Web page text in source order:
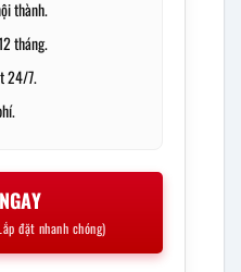
thành.
tháng.
24/7.
đặt nhanh chóng)